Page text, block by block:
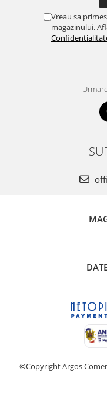
Vreau sa
magazinului.
©Copyright Argos